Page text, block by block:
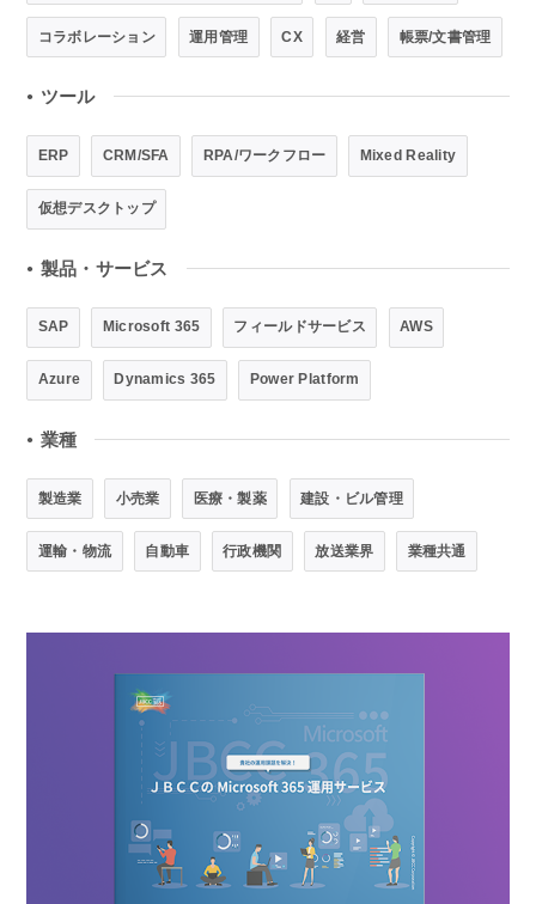
コラボレーション 運用管理 CX 経営 帳票/文書管理
● ツール
ERP CRM/SFA RPA/ワークフロー Mixed Reality
仮想デスクトップ
● 製品・サービス
SAP Microsoft 365 フィールドサービス AWS
Azure Dynamics 365 Power Platform
● 業種
製造業 小売業 医療・製薬 建設・ビル管理
運輸・物流 自動車 行政機関 放送業界 業種共通